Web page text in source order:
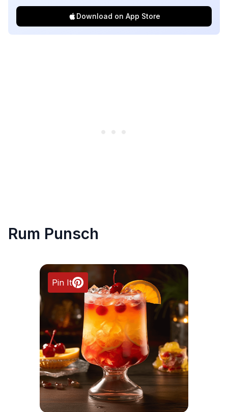
Download on App Store
Rum Punsch
Pin It